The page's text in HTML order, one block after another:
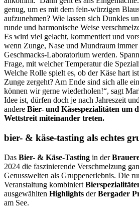
genug, um es mit dem fein-würzigen
aufzunehmen? Wie lassen sich Dunkles
runde und harmonische Weise
Es wird viel gelacht, kommentiert und
wenn Zunge, Nase und Mundraum
Geschmacks-Laboratorium werden.
Frage, mit welcher Temperatur die
Welche Rolle spielt es, ob der Käse hart
Zunge zergeht? Am Ende sind sich alle
können wir gerne wiederholen!“, sagt
Idee ist, dürfen doch je nach Jahreszeit
andere Bier- und Käsespezialitäten um
Wettstreit miteinander treten.
bier- & käse-tasting als echtes
Das Bier- & Käse-Tasting in der
2024 die faszinierende Verschmelzung
Genusswelten als Gruppenerlebnis. Die
Veranstaltung kombiniert
ausgewählten Highlights derBergader
am See.